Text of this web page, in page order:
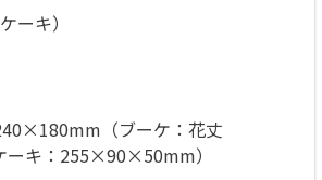
ーキ）
（ブーケ：花丈
ーキ：255×90×50mm）